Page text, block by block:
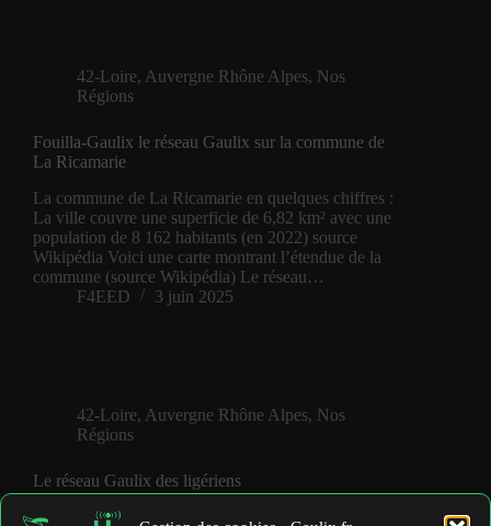
42-Loire, Auvergne Rhône Alpes, Nos
Régions
Fouilla-Gaulix le réseau Gaulix sur la commune de
La Ricamarie
La commune de La Ricamarie en quelques chiffres :
La ville couvre une superficie de 6,82 km² avec une
population de 8 162 habitants (en 2022) source
Wikipédia Voici une carte montrant l’étendue de la
commune (source Wikipédia) Le réseau…
F4EED
3 juin 2025
42-Loire, Auvergne Rhône Alpes, Nos
Régions
Le réseau Gaulix des ligériens
Le département de la Loire en quelques chiffres : le